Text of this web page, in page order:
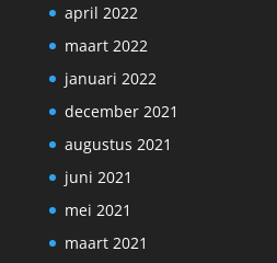
april 2022
maart 2022
januari 2022
december 2021
augustus 2021
juni 2021
mei 2021
maart 2021